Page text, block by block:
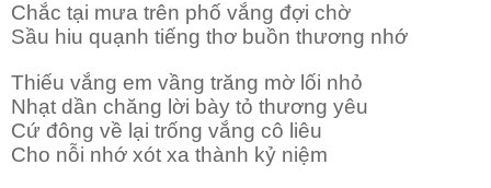
Chắc tại mưa trên phố vắng đợi chờ
Sầu hiu quạnh tiếng thơ buồn thương nhớ
Thiếu vắng em vầng trăng mờ lối nhỏ
Nhạt dần chăng lời bày tỏ thương yêu
Cứ đông về lại trống vắng cô liêu
Cho nỗi nhớ xót xa thành kỷ niệm